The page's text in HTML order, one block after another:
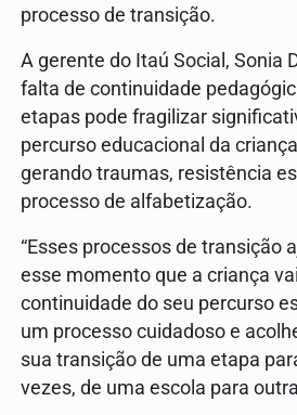
processo de transição.
A gerente do Itaú Social, Sonia
falta de continuidade
etapas pode fragilizar
percurso educacional da
gerando traumas, resistência
processo de alfabetização.
“Esses processos de transição
esse momento que a criança
continuidade do seu percurso
um processo cuidadoso e
sua transição de uma etapa
vezes, de uma escola para